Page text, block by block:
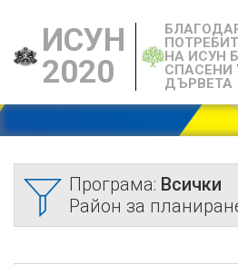
ИСУН
2020
НА ИСУН
СПАСЕНИ
ДЪРВЕТА
Програма: Всички
Район за